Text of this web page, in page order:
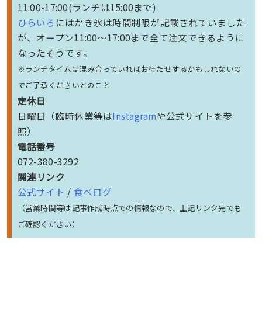
11:00-17:00(ランチは15:00まで)
ひらいろ にはかき氷は時間制限が記載されていました
が、オープン11:00〜17:00まで全て注文できるように
なったそうです。
※ランチタイムは混み合っていればお待たせするかもしれないの
でご了承くださいとのこと
定休日
日曜日（臨時休業等はInstagramや公式サイトを参
照）
電話番号
072-380-3292
関連リンク
公式サイト / 食べログ
（営業時間等は記事作成時点での情報なので、上記リンク先でも
ご確認ください）